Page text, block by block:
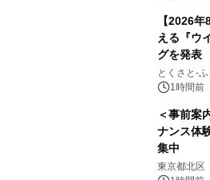
【2026
える『ウ
グを発表
とくさと-
1時間前
＜事前案
ナンス体
集中
東京都北区